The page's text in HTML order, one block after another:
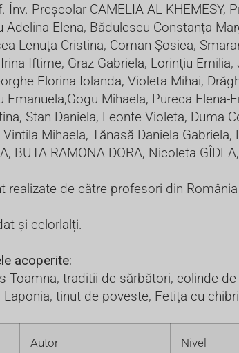
Înv. Preșcolar CAMELIA AL-
Adelina-Elena, Bădulescu Constanța
Lenuța Cristina, Coman Șosica,
Iftime, Graz Gabriela, Lorinţiu
Florina Iolanda, Violeta Mihai,
Emanuela,Gogu Mihaela, Pureca
Stan Daniela, Leonte Violeta, Duma
Vintila Mihaela, Tănasă Daniela
BUTA RAMONA DORA, Nicoleta
realizate de către profesori din
și celorlalți.
acoperite:
Toamna, traditii de sărbători, colinde
Laponia, tinut de poveste, Fetița cu
Autor Nivel